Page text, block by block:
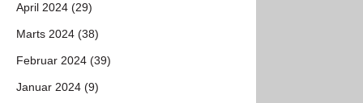
April 2024 (29)
Marts 2024 (38)
Februar 2024 (39)
Januar 2024 (9)